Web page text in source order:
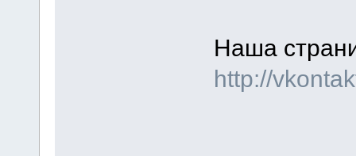
Наша
http://